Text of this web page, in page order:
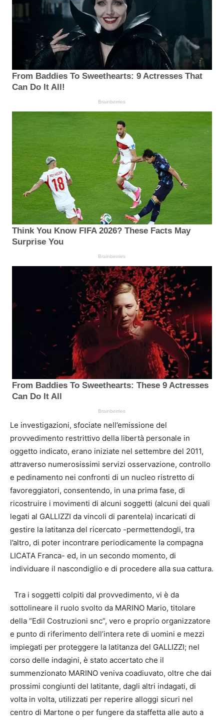
Le investigazioni, sfociate nell’emissione del
provvedimento restrittivo della libertà personale in
oggetto indicato, erano iniziate nel settembre del 2011,
attraverso numerosissimi servizi osservazione, controllo
e pedinamento nei confronti di un nucleo ristretto di
favoreggiatori, consentendo, in una prima fase, di
ricostruire i movimenti di alcuni soggetti (alcuni dei quali
legati al GALLIZZI da vincoli di parentela) incaricati di
gestire la latitanza del ricercato -permettendogli, tra
l’altro, di poter incontrare periodicamente la compagna
LICATA Franca- ed, in un secondo momento, di
individuare il nascondiglio e di procedere alla sua cattura.
Tra i soggetti colpiti dal provvedimento, vi è da
sottolineare il ruolo svolto da MARINO Mario, titolare
della “Edil Costruzioni snc”, vero e proprio organizzatore
e punto di riferimento dell’intera rete di uomini e mezzi
impiegati per proteggere la latitanza del GALLIZZI; nel
corso delle indagini, è stato accertato che il
summenzionato MARINO veniva coadiuvato, oltre che dai
prossimi congiunti del latitante, dagli altri indagati, di
volta in volta, utilizzati per reperire alloggi sicuri nel
centro di Martone o per fungere da staffetta alle auto a